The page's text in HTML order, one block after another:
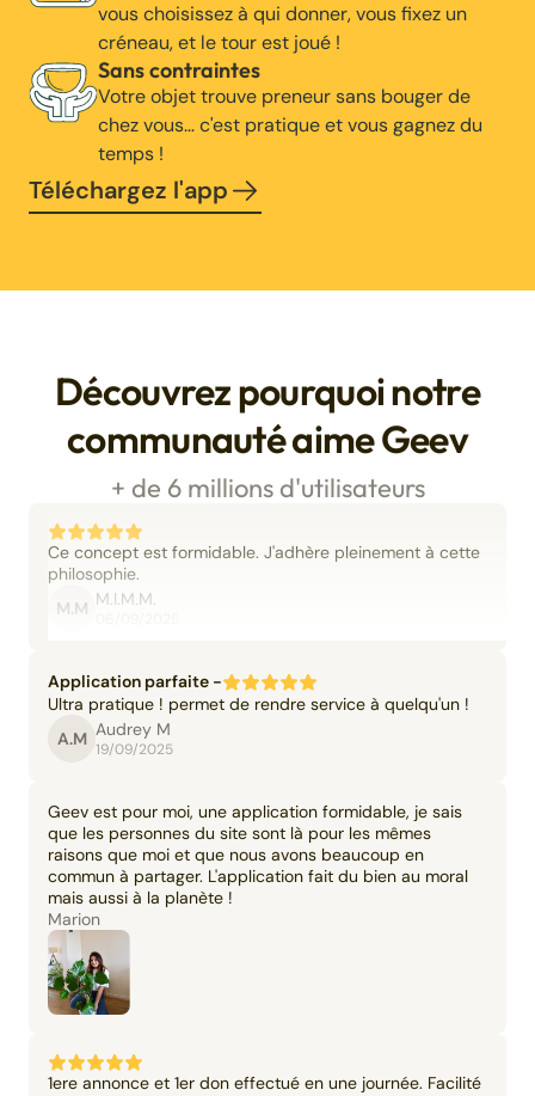
vous choisissez à qui donner, vous fixez un
créneau, et le tour est joué !
Sans contraintes
Votre objet trouve preneur sans bouger de
chez vous… c'est pratique et vous gagnez du
temps !
Téléchargez l'app
Découvrez pourquoi notre
communauté aime Geev
+ de 6 millions d'utilisateurs
Ce concept est formidable. J'adhère pleinement à cette
philosophie.
M.M M.I.M.M.
Application parfaite -
Ultra pratique ! permet de rendre service à quelqu'un !
A.M Audrey M
19/09/2025
Geev est pour moi, une application formidable, je sais
que les personnes du site sont là pour les mêmes
raisons que moi et que nous avons beaucoup en
commun à partager. L'application fait du bien au moral
mais aussi à la planète !
Marion
1ere annonce et 1er don effectué en une journée. Facilité